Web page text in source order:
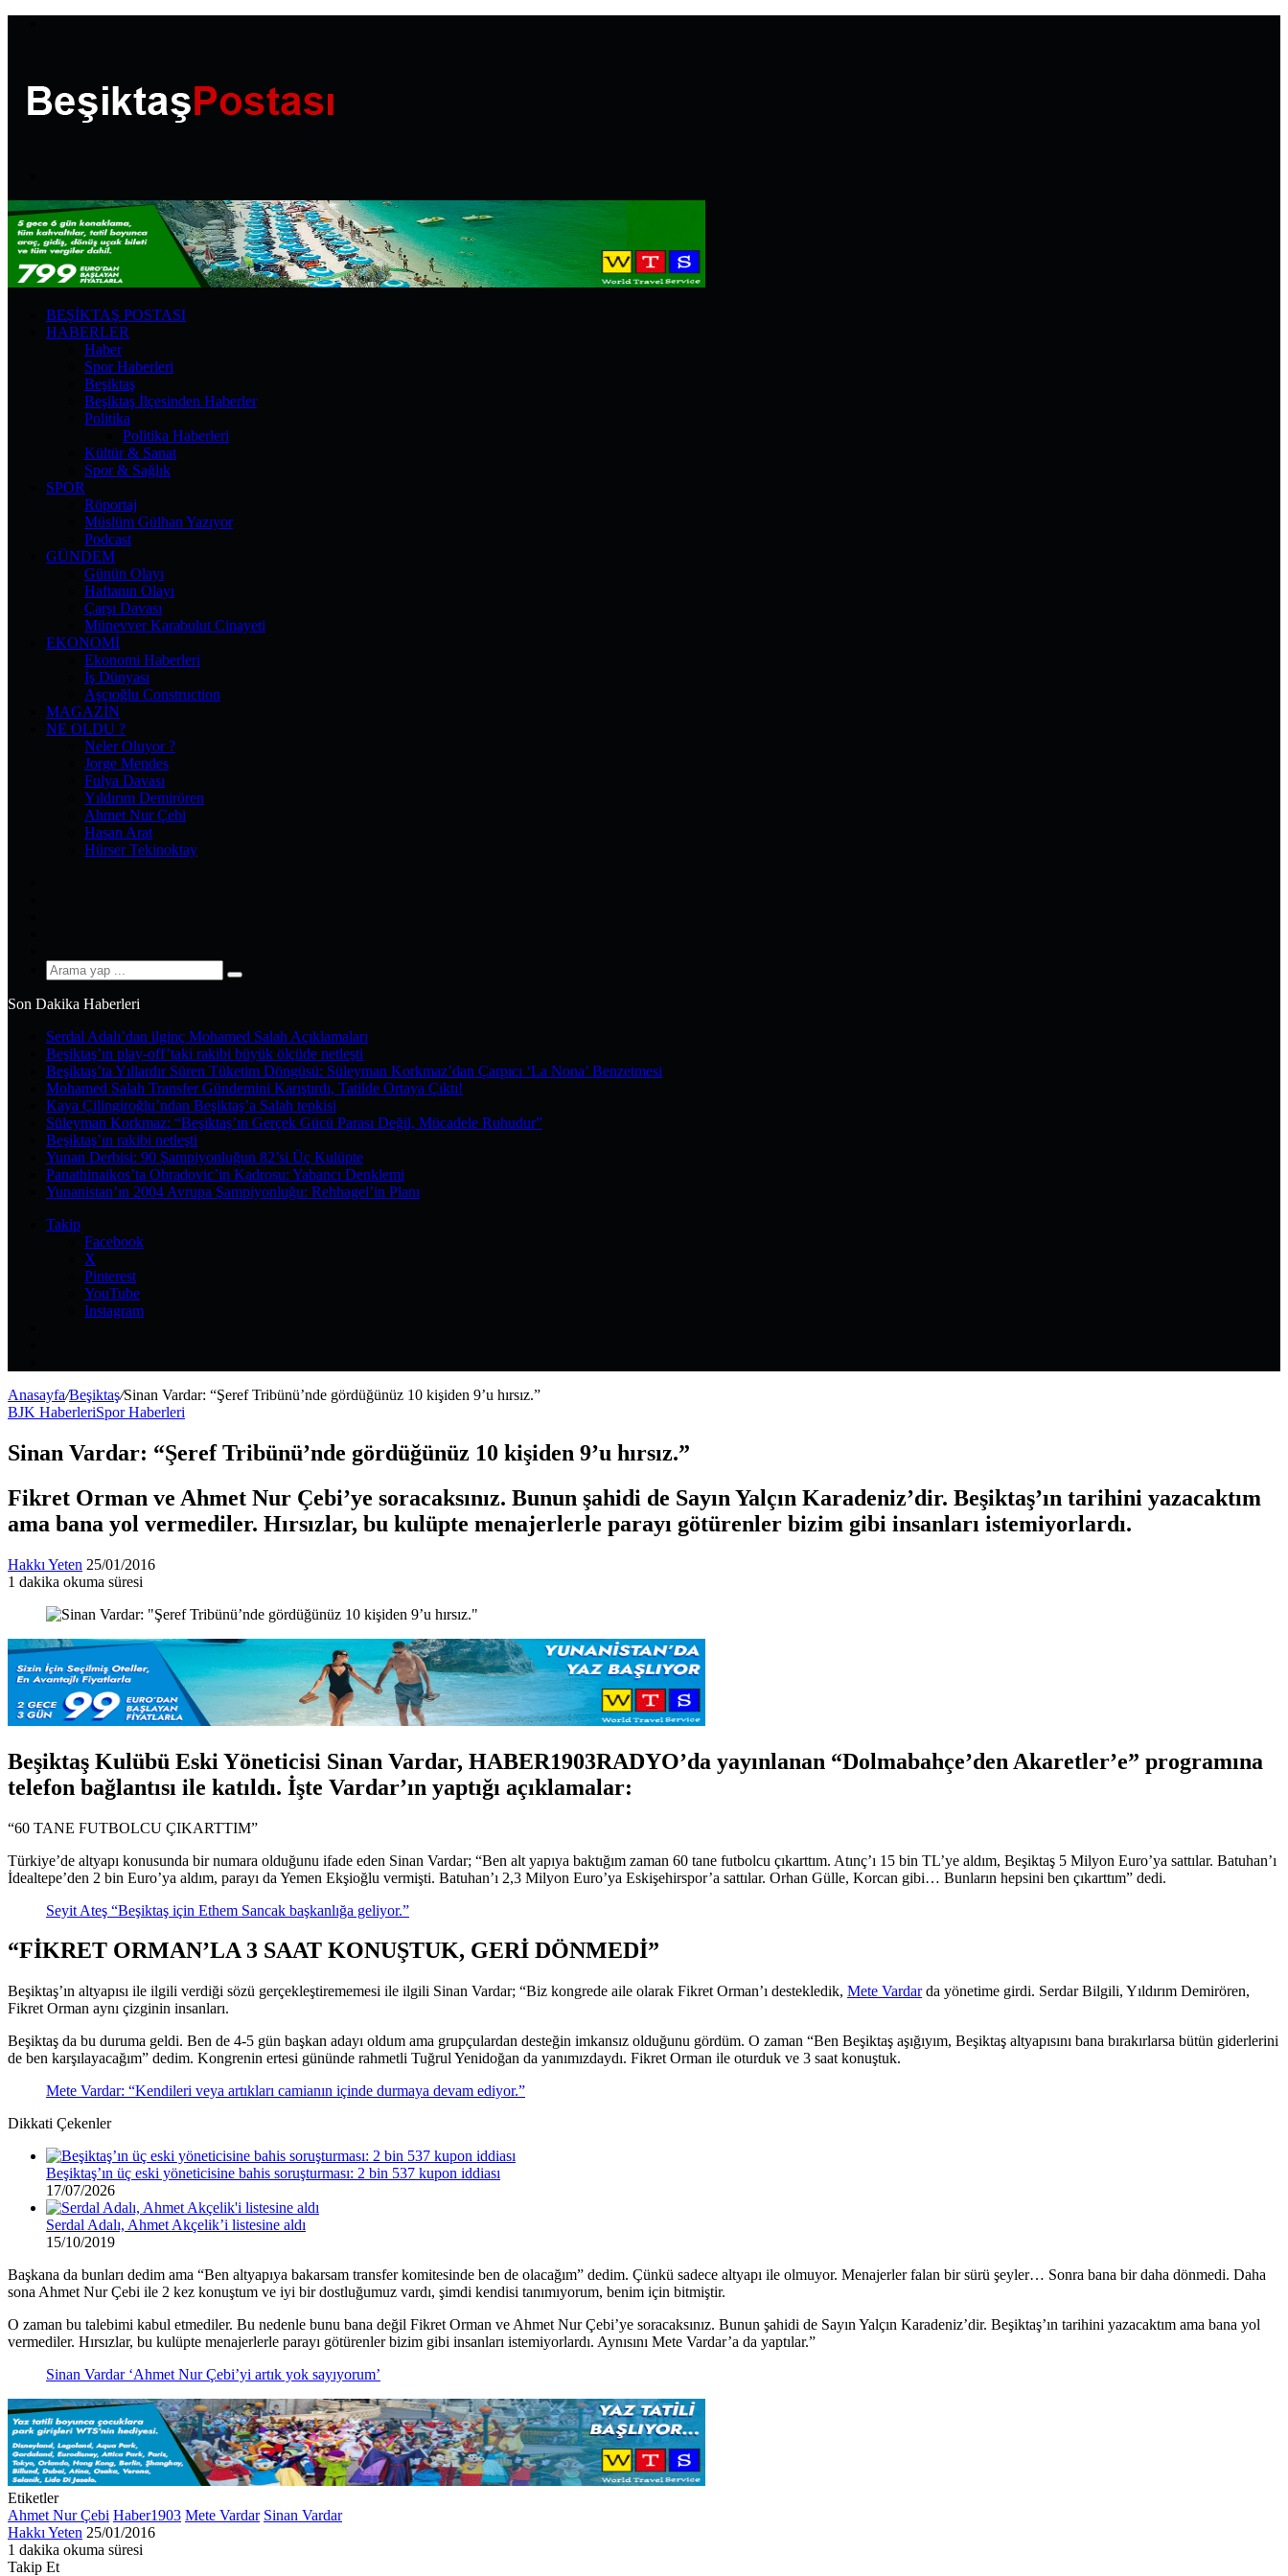
...
BEŞIKTAŞ POSTASI
HABERLER
Haber
Spor Haberleri
Beşiktaş
Beşiktaş İlçesinden Haberler
Politika
Politika Haberleri
Kültür & Sanat
Spor & Sağlık
SPOR
Röportaj
Müslüm Gülhan Yazıyor
Podcast
GÜNDEM
Günün Olayı
Haftanın Olayı
Çarşı Davası
Münevver Karabulut Cinayeti
EKONOMI
Ekonomi Haberleri
İş Dünyası
Aşçıoğlu Construction
MAGAZIN
NE OLDU ?
Neler Oluyor ?
Jorge Mendes
Fulya Davası
Yıldırım Demirören
Ahmet Nur Çebi
Hasan Arat
Hürser Tekinoktay
Arama
Son Dakika Haberleri
Serdal Adalı’dan ilginç Mohamed Salah Açıklamaları
Beşiktaş’ın play-off’taki rakibi büyük ölçüde netleşti
Beşiktaş’ta Yıllardır Süren Tüketim Döngüsü: Süleyman Korkmaz’dan Çarpıcı ‘La Nona’ Benzetmesi
Mohamed Salah Transfer Gündemini Karıştırdı, Tatilde Ortaya Çıktı!
Kaya Çilingiroğlu’ndan Beşiktaş’a Salah tepkisi
Süleyman Korkmaz: “Beşiktaş’ın Gerçek Gücü Parası Değil, Mücadele Ruhudur”
Beşiktaş’ın rakibi netleşti
Yunan Derbisi: 90 Şampiyonluğun 82’si Üç Kulüpte
Panathinaikos’ta Obradovic’in Kadrosu: Yabancı Denklemi
Yunanistan’ın 2004 Avrupa Şampiyonluğu: Rehhagel’in Planı
Takip
Facebook
X
Pinterest
YouTube
Instagram
Anasayfa/Beşiktaş/Sinan Vardar: “Şeref Tribünü’nde gördüğünüz 10 kişiden 9’u hırsız.”
BJK HaberleriSpor Haberleri
Sinan Vardar: “Şeref Tribünü’nde gördüğünüz 10 kişiden 9’u hırsız.”
Fikret Orman ve Ahmet Nur Çebi’ye soracaksınız. Bunun şahidi de Sayın Yalçın Karadeniz’dir. Beşiktaş’ın tarihini yazacaktım
ama bana yol vermediler. Hırsızlar, bu kulüpte menajerlerle parayı götürenler bizim gibi insanları istemiyorlardı.
Hakkı Yeten Bir
e-
göndermek
25/01/2016
1 dakika okuma süresi
Beşiktaş Kulübü Eski Yöneticisi Sinan Vardar, HABER1903RADYO’da yayınlanan “Dolmabahçe’den Akaretler’e” programına
telefon bağlantısı ile katıldı. İşte Vardar’ın yaptığı açıklamalar:
“60 TANE FUTBOLCU ÇIKARTTIM”
Türkiye’de altyapı konusunda bir numara olduğunu ifade eden Sinan Vardar; “Ben alt yapıya baktığım zaman 60 tane futbolcu çıkarttım. Atınç’ı 15 bin TL’ye aldım, Beşiktaş 5 Milyon Euro’ya sattılar. Batuhan’ı
İdealtepe’den 2 bin Euro’ya aldım, parayı da Yemen Ekşioğlu vermişti. Batuhan’ı 2,3 Milyon Euro’ya Eskişehirspor’a sattılar. Orhan Gülle, Korcan gibi… Bunların hepsini ben çıkarttım” dedi.
Seyit Ateş “Beşiktaş için Ethem Sancak başkanlığa geliyor.”
“FİKRET ORMAN’LA 3 SAAT KONUŞTUK, GERİ DÖNMEDİ”
Beşiktaş’ın altyapısı ile ilgili verdiği sözü gerçekleştirememesi ile ilgili Sinan Vardar; “Biz kongrede aile olarak Fikret Orman’ı destekledik, Mete Vardarda yönetime girdi. Serdar Bilgili, Yıldırım Demirören,
Fikret Orman aynı çizginin insanları.
Beşiktaş da bu duruma geldi. Ben de 4-5 gün başkan adayı oldum ama grupçulardan desteğin imkansız olduğunu gördüm. O zaman “Ben Beşiktaş aşığıyım, Beşiktaş altyapısını bana bırakırlarsa bütün giderlerini
de ben karşılayacağım” dedim. Kongrenin ertesi gününde rahmetli Tuğrul Yenidoğan da yanımızdaydı. Fikret Orman ile oturduk ve 3 saat konuştuk.
Mete Vardar: “Kendileri veya artıkları camianın içinde durmaya devam ediyor.”
Dikkati Çekenler
Beşiktaş’ın üç eski yöneticisine bahis soruşturması: 2 bin 537 kupon iddiası
17/07/2026
Serdal Adalı, Ahmet Akçelik’i listesine aldı
15/10/2019
Başkana da bunları dedim ama “Ben altyapıya bakarsam transfer komitesinde ben de olacağım” dedim. Çünkü sadece altyapı ile olmuyor. Menajerler falan bir sürü şeyler… Sonra bana bir daha dönmedi. Daha
sona Ahmet Nur Çebi ile 2 kez konuştum ve iyi bir dostluğumuz vardı, şimdi kendisi tanımıyorum, benim için bitmiştir.
O zaman bu talebimi kabul etmediler. Bu nedenle bunu bana değil Fikret Orman ve Ahmet Nur Çebi’ye soracaksınız. Bunun şahidi de Sayın Yalçın Karadeniz’dir. Beşiktaş’ın tarihini yazacaktım ama bana yol
vermediler. Hırsızlar, bu kulüpte menajerlerle parayı götürenler bizim gibi insanları istemiyorlardı. Aynısını Mete Vardar’a da yaptılar.”
Sinan Vardar ‘Ahmet Nur Çebi’yi artık yok sayıyorum’
Etiketler
Ahmet Nur Çebi Haber1903 Mete Vardar Sinan Vardar
Hakkı Yeten Bir
e-
25/01/2016
1 dakika okuma süresi
Facebook
X
LinkedIn
Tumblr
Pinterest
Reddit
VKontakte
Odnoklassniki
Pocket
Takip Et